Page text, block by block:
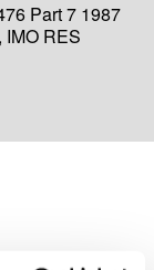
Part 7 1987
RES